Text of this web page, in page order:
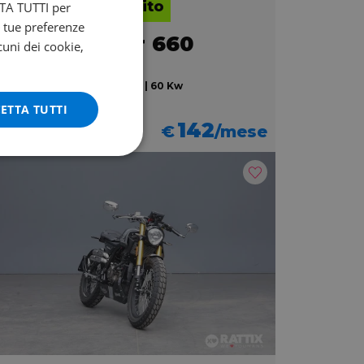
futuro garantito
Tiger 660
| 7300 km | 660 cc | 81 Hp | 60 Kw
€142/mese
TUTTI per
preferenze
dei cookie,
TUTTI